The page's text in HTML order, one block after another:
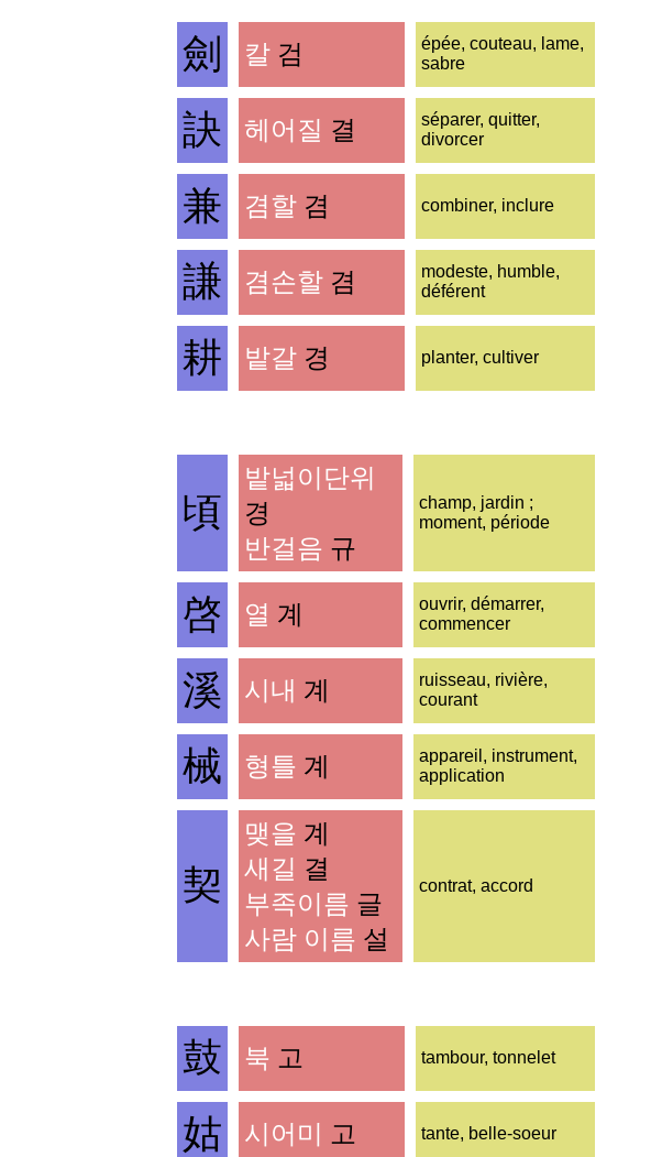
劍 칼검
épée, couteau, lame,
sabre
訣 헤어질 결
séparer, quitter,
divorcer
兼 겸할겸 combiner, inclure
謙 겸손할겸
modeste, humble,
déférent
耕 밭갈경 planter, cultiver
頃
밭넓이단위
경
반걸음 규
champ, jardin ;
moment, période
啓 열 계
ouvrir, démarrer,
commencer
溪 시내 계
ruisseau, rivière,
courant
械 형틀 계
appareil, instrument,
application
契
맺을 계
새길 결
부족이름 글
사람 이름 설
contrat, accord
鼓 북 고 tambour, tonnelet
姑 시어미 고 tante, belle-soeur